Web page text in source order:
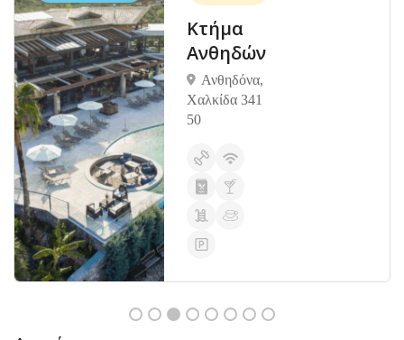
Κτήμα
Ανθηδών
Ανθηδόνα,
Χαλκίδα 341
50